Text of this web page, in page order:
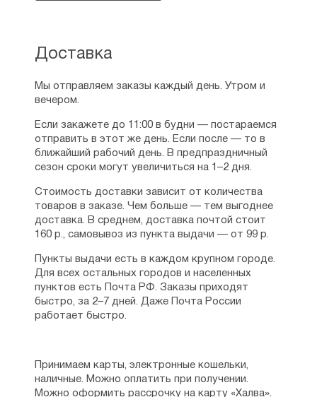
Доставка
Мы отправляем заказы каждый день. Утром и
вечером.
Если закажете до 11:00 в будни — постараемся
отправить в этот же день. Если после — то в
ближайший рабочий день. В предпраздничный
сезон сроки могут увеличиться на 1–2 дня.
Стоимость доставки зависит от количества
товаров в заказе. Чем больше — тем выгоднее
доставка. В среднем, доставка почтой стоит
160 р., самовывоз из пункта выдачи — от 99 р.
Пункты выдачи есть в каждом крупном городе.
Для всех остальных городов и населенных
пунктов есть Почта РФ. Заказы приходят
быстро, за 2–7 дней. Даже Почта России
работает быстро.
Принимаем карты, электронные кошельки,
наличные. Можно оплатить при получении.
Можно оформить рассрочку на карту «Халва».